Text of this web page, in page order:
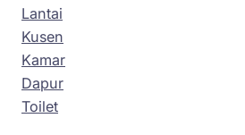
Lantai
Kusen
Kamar
Dapur
Toilet